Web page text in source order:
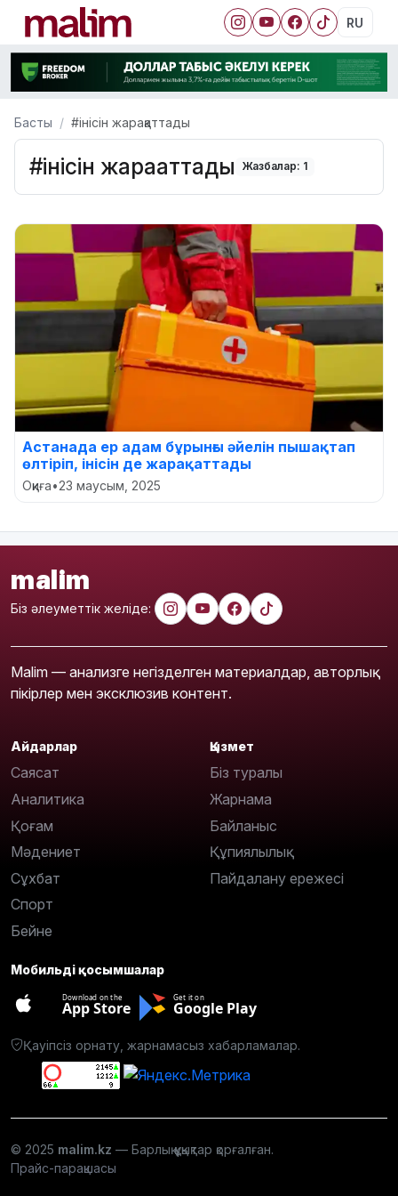
RU
Басты #інісін жарақаттады
#інісін жарақаттады Жазбалар: 1
Астанада ер адам бұрынғы әйелін пышақтап
өлтіріп, інісін де жарақаттады
Оқиға•23 маусым, 2025
malim
Біз әлеуметтік желіде:
Malim — анализге негізделген материалдар, авторлық
пікірлер мен эксклюзив контент.
Айдарлар
Саясат
Аналитика
Қоғам
Мәдениет
Сұхбат
Спорт
Бейне
Қызмет
Біз туралы
Жарнама
Байланыс
Құпиялылық
Пайдалану ережесі
Мобильді қосымшалар
Download on the
App Store
Get it on
Google Play
Қауіпсіз орнату, жарнамасыз хабарламалар.
© 2025 malim.kz — Барлық құқықтар қорғалған.
Прайс-парақшасы